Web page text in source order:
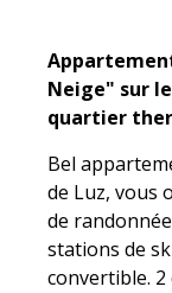
Neige" sur
quartier
Bel
de Luz, vous
de
stations de
convertible. 2